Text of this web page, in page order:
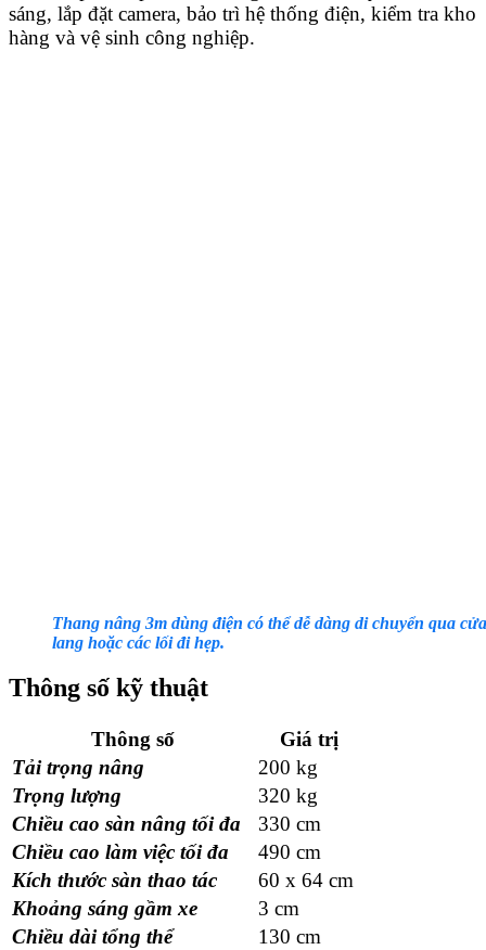
sáng, lắp đặt camera, bảo trì hệ thống điện, kiểm tra kho
hàng và vệ sinh công nghiệp.
Thang nâng 3m dùng điện có thể dễ dàng di chuyển qua
lang hoặc các lối đi hẹp.
Thông số kỹ thuật
Thông số
Giá trị
Tải trọng nâng
200 kg
Trọng lượng
320 kg
Chiều cao sàn nâng tối đa
330 cm
Chiều cao làm việc tối đa
490 cm
Kích thước sàn thao tác
60 x 64 cm
Khoảng sáng gầm xe
3 cm
Chiều dài tổng thể
130 cm